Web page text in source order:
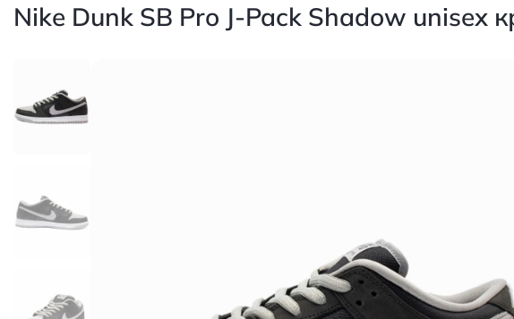
Nike Dunk SB Pro J-Pack Shadow unisex